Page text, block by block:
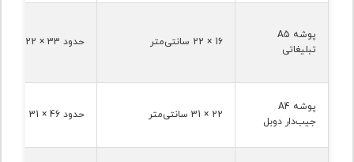
پوشه A5
تبلیغاتی
16 × 22 سانتی‌متر حدود 33 × 22 سانتی‌متر
پوشه A4
جیب‌دار دوبل
22 × 31 سانتی‌متر حدود 46 × 31 سانتی‌متر